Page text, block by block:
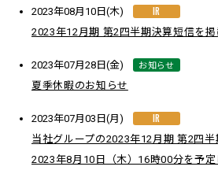
2023年08月10日(木) IR
2023年12月期 第2四半期決算短信を掲
2023年07月28日(金) お知らせ
夏季休暇のお知らせ
2023年07月03日(月) IR
当社グループの2023年12月期 第2四半
2023年8月10日（木）16時00分を予定